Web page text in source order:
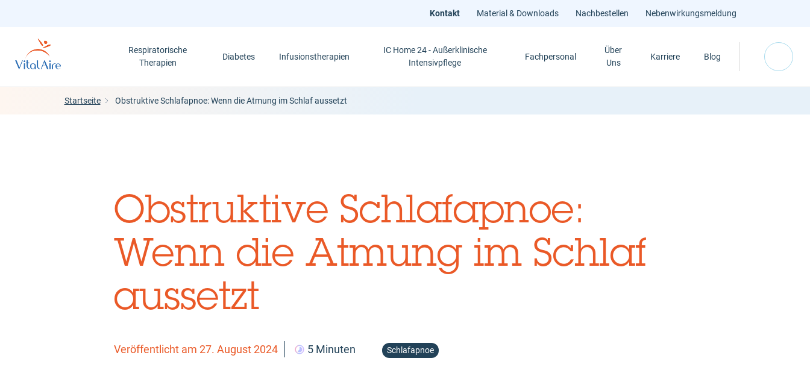
Kontakt Material & Downloads Nachbestellen Nebenwirkungsmeldung
Respiratorische
Therapien
Diabetes Infusionstherapien
IC Home 24 - Außerklinische
Intensivpflege
Fachpersonal
Über
Uns
Karriere Blog
Startseite Obstruktive Schlafapnoe: Wenn die Atmung im Schlaf aussetzt
Obstruktive Schlafapnoe:
Wenn die Atmung im Schlaf
aussetzt
Veröffentlicht am 27. August 2024 5 Minuten Schlafapnoe